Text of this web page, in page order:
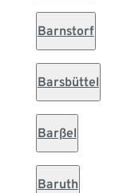
Barnstorf
Barsbüttel
Barßel
Baruth